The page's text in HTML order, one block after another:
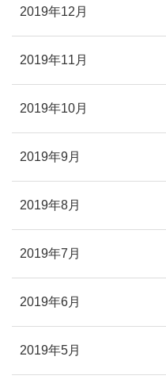
2019年12月
2019年11月
2019年10月
2019年9月
2019年8月
2019年7月
2019年6月
2019年5月